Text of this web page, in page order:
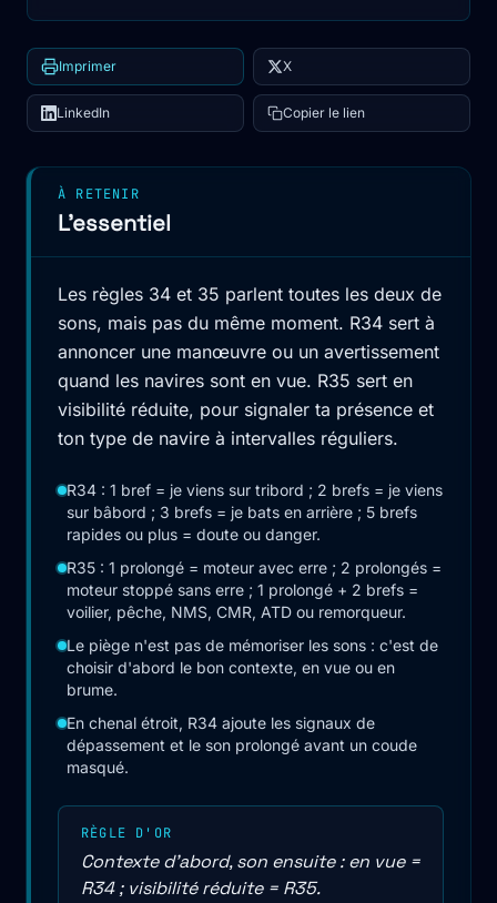
Imprimer X
LinkedIn Copier le lien
À RETENIR
L'essentiel
Les règles 34 et 35 parlent toutes les deux de
sons, mais pas du même moment. R34 sert à
annoncer une manœuvre ou un avertissement
quand les navires sont en vue. R35 sert en
visibilité réduite, pour signaler ta présence et
ton type de navire à intervalles réguliers.
R34 : 1 bref = je viens sur tribord ; 2 brefs = je viens
sur bâbord ; 3 brefs = je bats en arrière ; 5 brefs
rapides ou plus = doute ou danger.
R35 : 1 prolongé = moteur avec erre ; 2 prolongés =
moteur stoppé sans erre ; 1 prolongé + 2 brefs =
voilier, pêche, NMS, CMR, ATD ou remorqueur.
Le piège n'est pas de mémoriser les sons : c'est de
choisir d'abord le bon contexte, en vue ou en
brume.
En chenal étroit, R34 ajoute les signaux de
dépassement et le son prolongé avant un coude
masqué.
RÈGLE D'OR
Contexte d'abord, son ensuite : en vue =
R34 ; visibilité réduite = R35.